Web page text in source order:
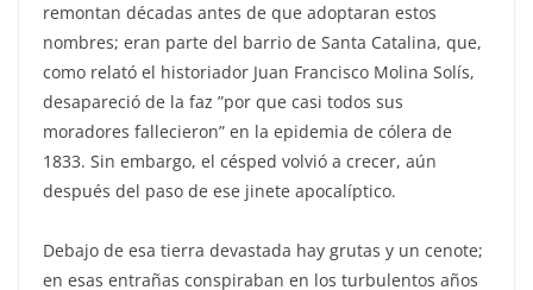
remontan décadas antes de que adoptaran estos
nombres; eran parte del barrio de Santa Catalina, que,
como relató el historiador Juan Francisco Molina Solís,
desapareció de la faz ”por que casi todos sus
moradores fallecieron” en la epidemia de cólera de
1833. Sin embargo, el césped volvió a crecer, aún
después del paso de ese jinete apocalíptico.
Debajo de esa tierra devastada hay grutas y un cenote;
en esas entrañas conspiraban en los turbulentos años